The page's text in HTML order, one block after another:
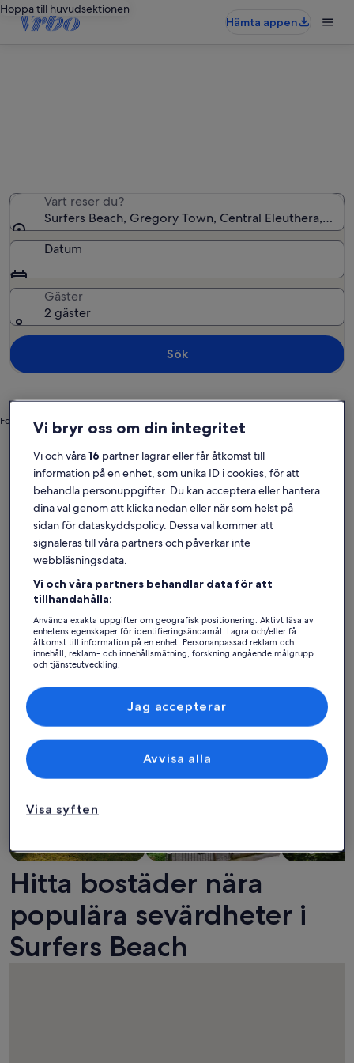
Hoppa till huvudsektionen
Hämta appen
Foto av Kelly V
Vart reser du?
Surfers Beach, Gregory Town, Central Eleuthera,
Datum
Gäster
2 gäster
Sök
Utforska vårt utbud av privata semesterboenden inom nära räckhåll
från Surfers Beach som erbjuder en perfekt bas för din resa. Vare
sig du reser med hela släkten eller bara med ditt husdjur erbjuder
våra semesterboenden alla bekvämligheter som behövs för att du
ska kunna må bra med personerna du gillar bäst, som en trädgård
och wi-fi. Du kommer nog kunna hitta ett boende som uppfyller
rökfria.
Hitta boenden i din stil
Hus
Sök bland hus
Lägenhet
Sök bland lägenheter
Stuga
sök efter
Hitta bostäder nära
populära sevärdheter i
Surfers Beach
Vi bryr oss om din integritet
Vi och våra16 partner lagrar eller får åtkomst till
information på en enhet, som unika ID i cookies, för att
behandla personuppgifter. Du kan acceptera eller hantera
dina val genom att klicka nedan eller när som helst på
sidan för dataskyddspolicy. Dessa val kommer att
signaleras till våra partners och påverkar inte
webbläsningsdata.
Vi och våra partners behandlar data för att
tillhandahålla:
Använda exakta uppgifter om geografisk positionering. Aktivt läsa av
enhetens egenskaper för identifieringsändamål. Lagra och/eller få
åtkomst till information på en enhet. Personanpassad reklam och
innehåll, reklam- och innehållsmätning, forskning angående målgrupp
och tjänsteutveckling.
Visa syften
Avvisa alla
Jag accepterar